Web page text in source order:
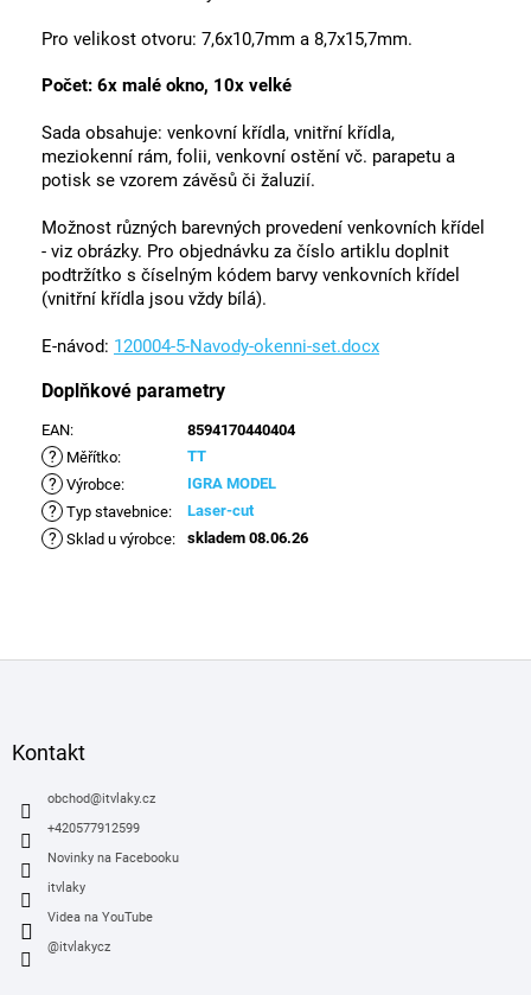
Pro velikost otvoru: 7,6x10,7mm a 8,7x15,7mm.
Počet: 6x malé okno, 10x velké
Sada obsahuje: venkovní křídla, vnitřní křídla,
meziokenní rám, folii, venkovní ostění vč. parapetu a
potisk se vzorem závěsů či žaluzií.
Možnost různých barevných provedení venkovních křídel
- viz obrázky. Pro objednávku za číslo artiklu doplnit
podtržítko s číselným kódem barvy venkovních křídel
(vnitřní křídla jsou vždy bílá).
E-návod: 120004-5-Navody-okenni-set.docx
Doplňkové parametry
EAN: 8594170440404
? Měřítko: TT
? Výrobce: IGRA MODEL
? Typ stavebnice: Laser-cut
? Sklad u výrobce: skladem 08.06.26
Kontakt
obchod@itvlaky.cz
+420577912599
Novinky na Facebooku
itvlaky
Videa na YouTube
@itvlakycz